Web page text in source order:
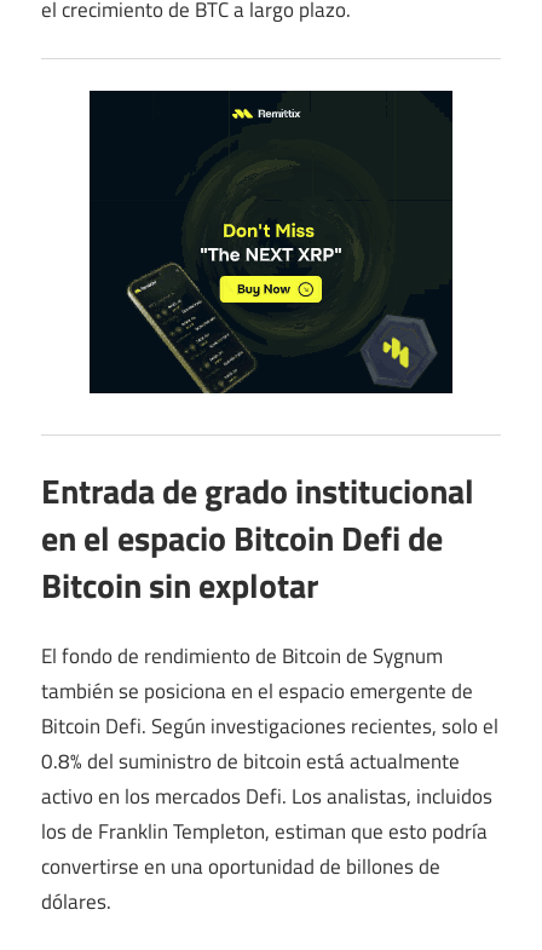
el crecimiento de BTC a largo plazo.
Entrada de grado institucional
en el espacio Bitcoin Defi de
Bitcoin sin explotar
El fondo de rendimiento de Bitcoin de Sygnum
también se posiciona en el espacio emergente de
Bitcoin Defi. Según investigaciones recientes, solo el
0.8% del suministro de bitcoin está actualmente
activo en los mercados Defi. Los analistas, incluidos
los de Franklin Templeton, estiman que esto podría
convertirse en una oportunidad de billones de
dólares.